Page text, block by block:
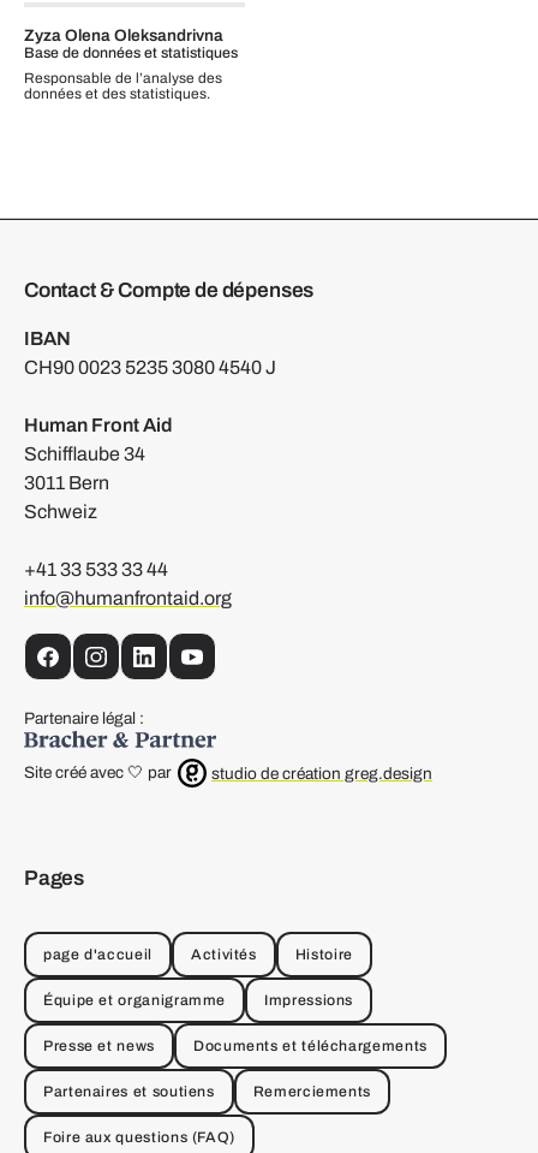
Zyza Olena Oleksandrivna
Base de données et statistiques
Responsable de l’analyse des
données et des statistiques.
Contact & Compte de dépenses
IBAN
CH90 0023 5235 3080 4540 J
Human Front Aid
Schifflaube 34
3011 Bern
Schweiz
+41 33 533 33 44
info@humanfrontaid.org
facebookinstagram
linkedinYouTube
Partenaire légal :
Site créé avec 🤍 par studio de création greg.design
Pages
page d'accueil Activités Histoire
Équipe et organigramme Impressions
Presse et news Documents et téléchargements
Partenaires et soutiens Remerciements
Foire aux questions (FAQ)